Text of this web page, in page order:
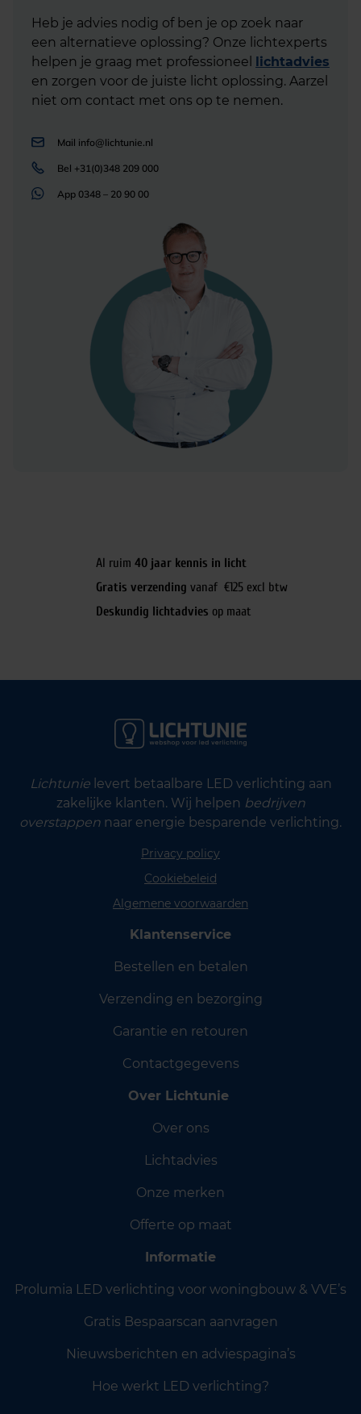
Heb je advies nodig of ben je op zoek naar
een alternatieve oplossing? Onze lichtexperts
helpen je graag met professioneel lichtadvies
en zorgen voor de juiste licht oplossing. Aarzel
niet om contact met ons op te nemen.
Mail info@lichtunie.nl
Bel +31(0)348 209 000
App 0348 – 20 90 00
Al ruim 40 jaar kennis in licht
Gratis verzending vanaf €125 excl btw
Deskundig lichtadvies op maat
Lichtunielevert betaalbare LED verlichting aan
zakelijke klanten. Wij helpen bedrijven
overstappen naar energie besparende verlichting.
Privacy policy
Cookiebeleid
Algemene voorwaarden
Klantenservice
Bestellen en betalen
Verzending en bezorging
Garantie en retouren
Contactgegevens
Over Lichtunie
Over ons
Lichtadvies
Onze merken
Offerte op maat
Informatie
Prolumia LED verlichting voor woningbouw & VVE’s
Gratis Bespaarscan aanvragen
Nieuwsberichten en adviespagina’s
Hoe werkt LED verlichting?